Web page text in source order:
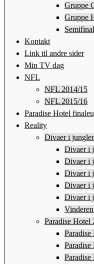
Gruppe
Gruppe
Kontakt
Link til andre sider
Min TV dag
NFL
NFL 2014/15
NFL 2015/16
Paradise Hotel
Reality
Divaer i
Divaer i
Divaer i
Divaer i
Divaer i
Divaer i
Paradise Hotel